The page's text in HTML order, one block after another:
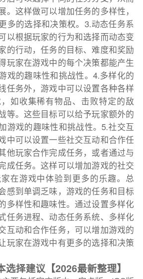
。这样做可以增加任务的多样性，
多的选择和决策权。3.动态任务系
以根据玩家的行为和选择而动态变
的行动，任务的目标、难度和奖励
玩家在游戏中的每个决策都能产生
戏的趣味性和挑战性。4.多样化的
任务外，游戏中可以设置各种各样
如收集稀有物品、击败特定的敌
等。这些目标可以给予玩家额外的
游戏的趣味性和挑战性。5.社交互
中可以设置一些社交互动和合作任
他玩家合作完成任务，或者通过与
成任务。这样可以增加游戏的社交
在游戏中体验到更多的乐趣。总
感到单调乏味，游戏的任务和目标
多样性和趣味性。通过设置多样化
任务进程、动态任务系统、多样化
互动和合作任务，可以增加游戏的
玩家在游戏中有更多的选择和决策
择建议【2026最新整理】